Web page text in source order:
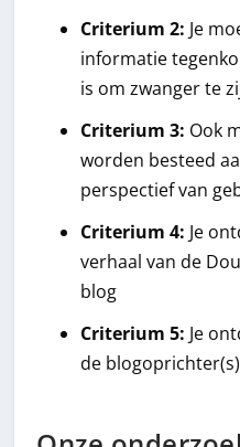
Criterium 2: Je
informatie
is om zwanger te
Criterium 3: Ook
worden besteed
perspectief van
Criterium 4: Je
verhaal van de
blog
Criterium 5: Je
de